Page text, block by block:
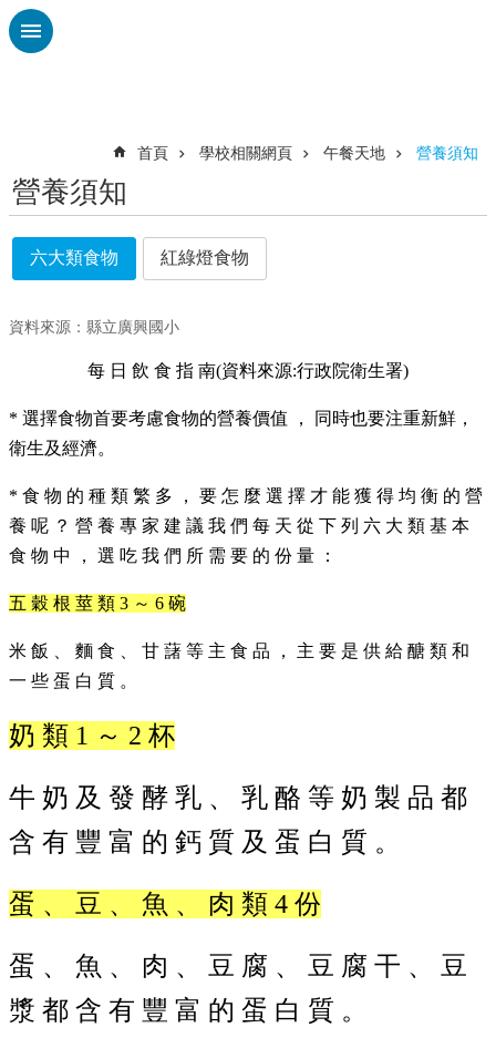
跳到主要內容區塊
認
興
刊
校
園
態
行
政
室
課
程
專
區
務
E
化
校
相
網
頁
學
首頁 學校相關網頁 午餐天地 營養須知
營養須知
六大類食物 紅綠燈食物
資料來源：縣立廣興國小
每 日 飲 食 指 南(資料來源:行政院衛生署)
* 選擇食物首要考慮食物的營養價值 ， 同時也要注重新鮮，
衛生及經濟。
* 食 物 的 種 類 繁 多 ， 要 怎 麼 選 擇 才 能 獲 得 均 衡 的 營
養 呢 ？ 營 養 專 家 建 議 我 們 每 天 從 下 列 六 大 類 基 本
食 物 中 ， 選 吃 我 們 所 需 要 的 份 量 ：
五 穀 根 莖 類 3 ～ 6 碗
米 飯 、 麵 食 、 甘 藷 等 主 食 品 ， 主 要 是 供 給 醣 類 和
一 些 蛋 白 質 。
奶 類 1 ～ 2 杯
牛 奶 及 發 酵 乳 、 乳 酪 等 奶 製 品 都
含 有 豐 富 的 鈣 質 及 蛋 白 質 。
蛋 、 豆 、 魚 、 肉 類 4 份
蛋 、 魚 、 肉 、 豆 腐 、 豆 腐 干 、 豆
漿 都 含 有 豐 富 的 蛋 白 質 。